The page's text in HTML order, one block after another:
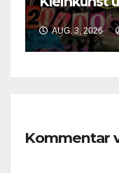
AUG. 3, 2026
Kommentar